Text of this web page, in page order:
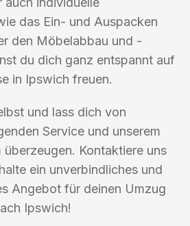
das Ein- und Auspacken
den Möbelabbau und -
du dich ganz entspannt auf
in Ipswich freuen.
und lass dich von
Service und unserem
Kontaktiere uns
ein unverbindliches und
Angebot für deinen Umzug
Ipswich!